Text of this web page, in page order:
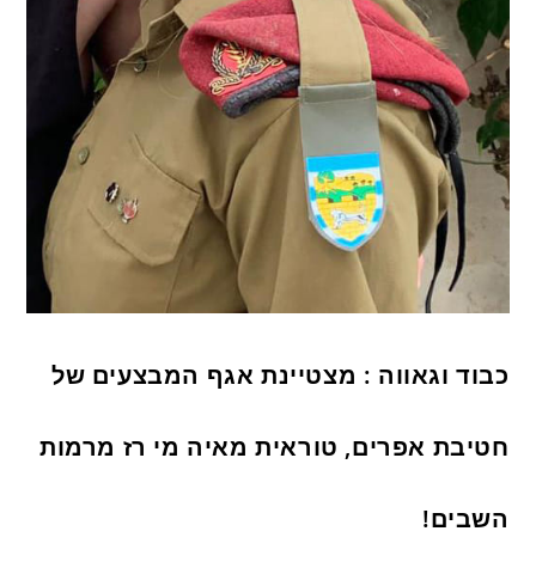
כבוד וגאווה : מצטיינת אגף המבצעים של
חטיבת אפרים, טוראית מאיה מי רז מרמות
השבים!